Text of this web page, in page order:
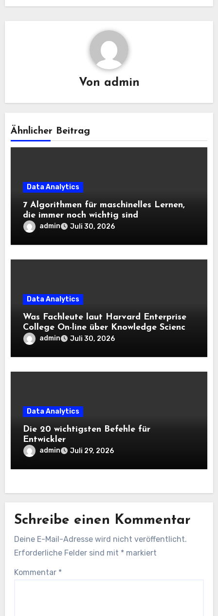
Von admin
Ähnlicher Beitrag
Data Analytics
7 Algorithmen für maschinelles Lernen,
die immer noch wichtig sind
admin Juli 30, 2026
Data Analytics
Was Fachleute laut Harvard Enterprise
College On-line über Knowledge Science
und KI wissen sollten
admin Juli 30, 2026
Data Analytics
Die 20 wichtigsten Befehle für
Entwickler
admin Juli 29, 2026
Schreibe einen Kommentar
Deine E-Mail-Adresse wird nicht veröffentlicht.
Erforderliche Felder sind mit * markiert
Kommentar *